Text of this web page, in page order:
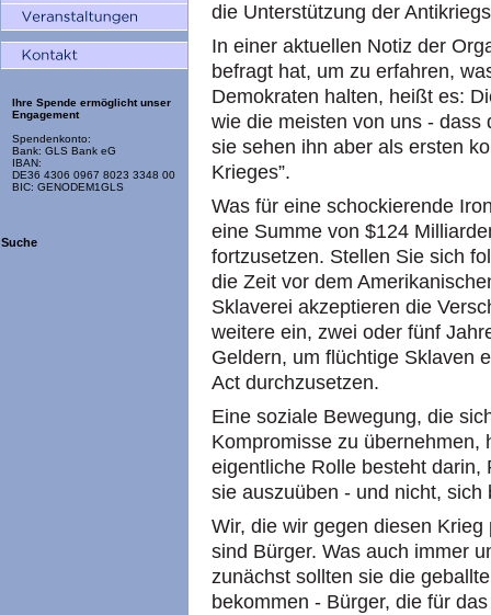
Ihre Spende ermöglicht unser
Engagement
Spendenkonto:
Bank: GLS Bank eG
IBAN:
DE36 4306 0967 8023 3348 00
BIC: GENODEM1GLS
Suche
die Unterstützung der
In einer aktuellen Notiz der
befragt hat, um zu erfahren,
Demokraten halten, heißt es:
wie die meisten von uns - dass
sie sehen ihn aber als ersten
Krieges”.
Was für eine schockierende
eine Summe von $124
fortzusetzen. Stellen Sie sich
die Zeit vor dem
Sklaverei akzeptieren die
weitere ein, zwei oder fünf
Geldern, um flüchtige Sklaven
Act durchzusetzen.
Eine soziale Bewegung, die
Kompromisse zu übernehmen,
eigentliche Rolle besteht
sie auszuüben - und nicht,
Wir, die wir gegen diesen
sind Bürger. Was auch immer
zunächst sollten sie die
bekommen - Bürger, die für